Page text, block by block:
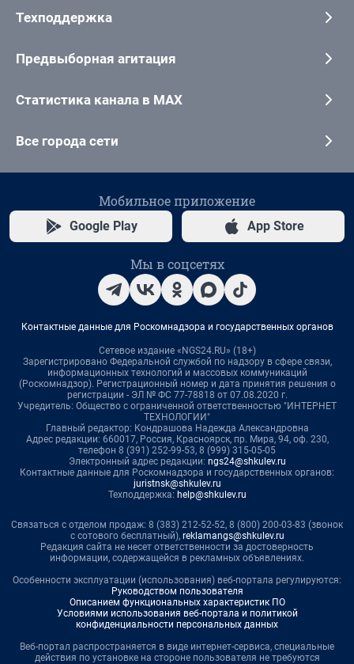
Техподдержка
Предвыборная агитация
Статистика канала в MAX
Все города сети
Мобильное приложение
Google Play App Store
Мы в соцсетях
Контактные данные для Роскомнадзора и государственных органов
Сетевое издание «NGS24.RU» (18+)
Зарегистрировано Федеральной службой по надзору в сфере связи,
информационных технологий и массовых коммуникаций
(Роскомнадзор). Регистрационный номер и дата принятия решения о
регистрации - ЭЛ № ФС 77-78818 от 07.08.2020 г.
Учредитель: Общество с ограниченной ответственностью "ИНТЕРНЕТ
ТЕХНОЛОГИИ"
Главный редактор: Кондрашова Надежда Александровна
Адрес редакции: 660017, Россия, Красноярск, пр. Мира, 94, оф. 230,
телефон 8 (391) 252-99-53, 8 (999) 315-05-05
Электронный адрес редакции: ngs24@shkulev.ru
Контактные данные для Роскомнадзора и государственных органов:
juristnsk@shkulev.ru
Техподдержка: help@shkulev.ru
Связаться с отделом продаж: 8 (383) 212-52-52, 8 (800) 200-03-83 (звонок
с сотового бесплатный), reklamangs@shkulev.ru
Редакция сайта не несет ответственности за достоверность
информации, содержащейся в рекламных объявлениях.
Особенности эксплуатации (использования) веб-портала регулируются:
Руководством пользователя
Описанием функциональных характеристик ПО
Условиями использования веб-портала и политикой
конфиденциальности персональных данных
Веб-портал распространяется в виде интернет-сервиса, специальные
действия по установке на стороне пользователя не требуются